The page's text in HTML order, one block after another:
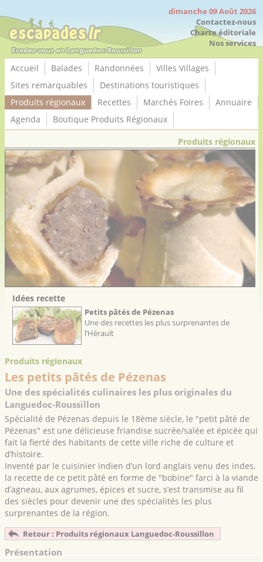
dimanche 09 Août 2026
Contactez-nous
Charte éditoriale
Nos services
Accueil Balades Randonnées
Villes Villages
Sites remarquables
Destinations touristiques
Produits régionaux
Recettes Marchés Foires
Annuaire
Agenda
Boutique Produits Régionaux
Produits régionaux
Idées recette
Petits pâtés de Pézenas
Une des recettes les plus surprenantes de
l’Hérault
Produits régionaux
Les petits pâtés de Pézenas
Une des spécialités culinaires les plus originales du
Languedoc-Roussillon
Spécialité de Pézenas depuis le 18ème siècle, le "petit pâté de
Pézenas" est une délicieuse friandise sucrée/salée et épicée qui
fait la fierté des habitants de cette ville riche de culture et
d’histoire.
Inventé par le cuisinier indien d’un lord anglais venu des indes,
la recette de ce petit pâté en forme de "bobine" farci à la viande
d’agneau, aux agrumes, épices et sucre, s’est transmise au fil
des siècles pour devenir une des spécialités les plus
surprenantes de la région.
Retour : Produits régionaux Languedoc-Roussillon
Présentation